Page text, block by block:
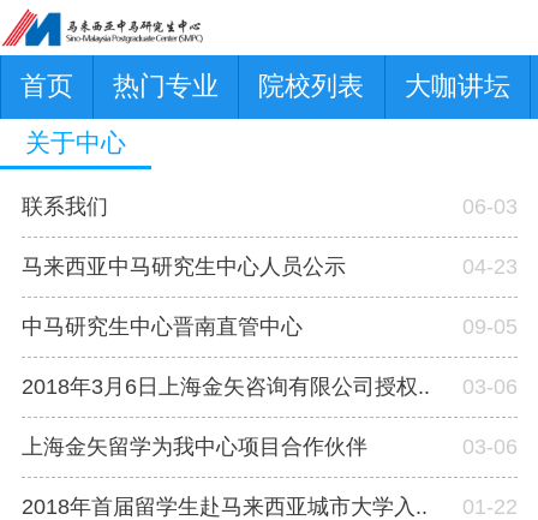
首页 热门专业 院校列表 大咖讲坛
关于中心
联系我们 06-03
马来西亚中马研究生中心人员公示 04-23
中马研究生中心晋南直管中心 09-05
2018年3月6日上海金矢咨询有限公司授权.. 03-06
上海金矢留学为我中心项目合作伙伴 03-06
2018年首届留学生赴马来西亚城市大学入.. 01-22